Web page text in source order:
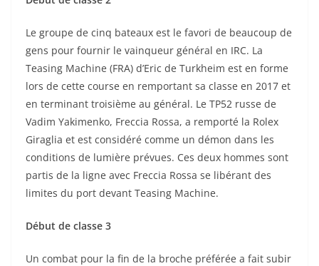
Le groupe de cinq bateaux est le favori de beaucoup de
gens pour fournir le vainqueur général en IRC. La
Teasing Machine (FRA) d’Eric de Turkheim est en forme
lors de cette course en remportant sa classe en 2017 et
en terminant troisième au général. Le TP52 russe de
Vadim Yakimenko, Freccia Rossa, a remporté la Rolex
Giraglia et est considéré comme un démon dans les
conditions de lumière prévues. Ces deux hommes sont
partis de la ligne avec Freccia Rossa se libérant des
limites du port devant Teasing Machine.
Début de classe 3
Un combat pour la fin de la broche préférée a fait subir